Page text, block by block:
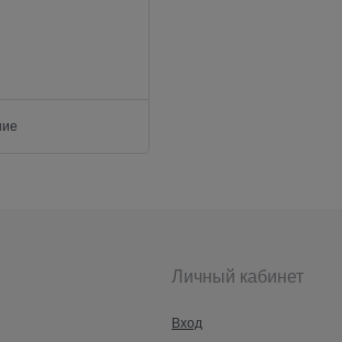
Личный кабинет
Вход